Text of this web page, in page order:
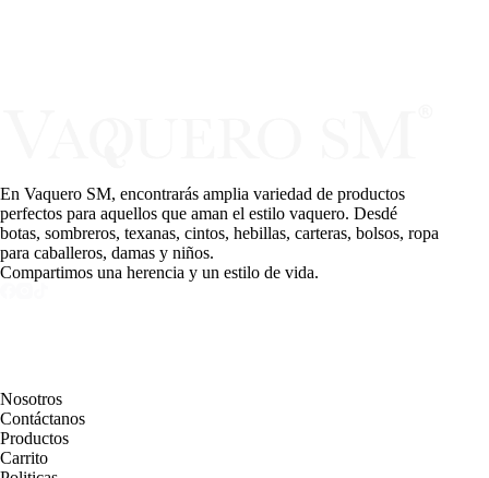
En Vaquero SM, encontrarás amplia variedad de productos
perfectos para aquellos que aman el estilo vaquero. Desdé
botas, sombreros, texanas, cintos, hebillas, carteras, bolsos, ropa
para caballeros, damas y niños.
Compartimos una herencia y un estilo de vida.
Nosotros
Contáctanos
Productos
Carrito